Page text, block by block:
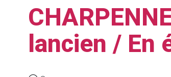
lancien / En